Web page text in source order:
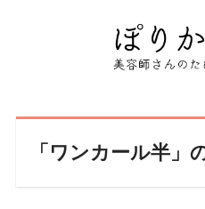
「ワンカール半」